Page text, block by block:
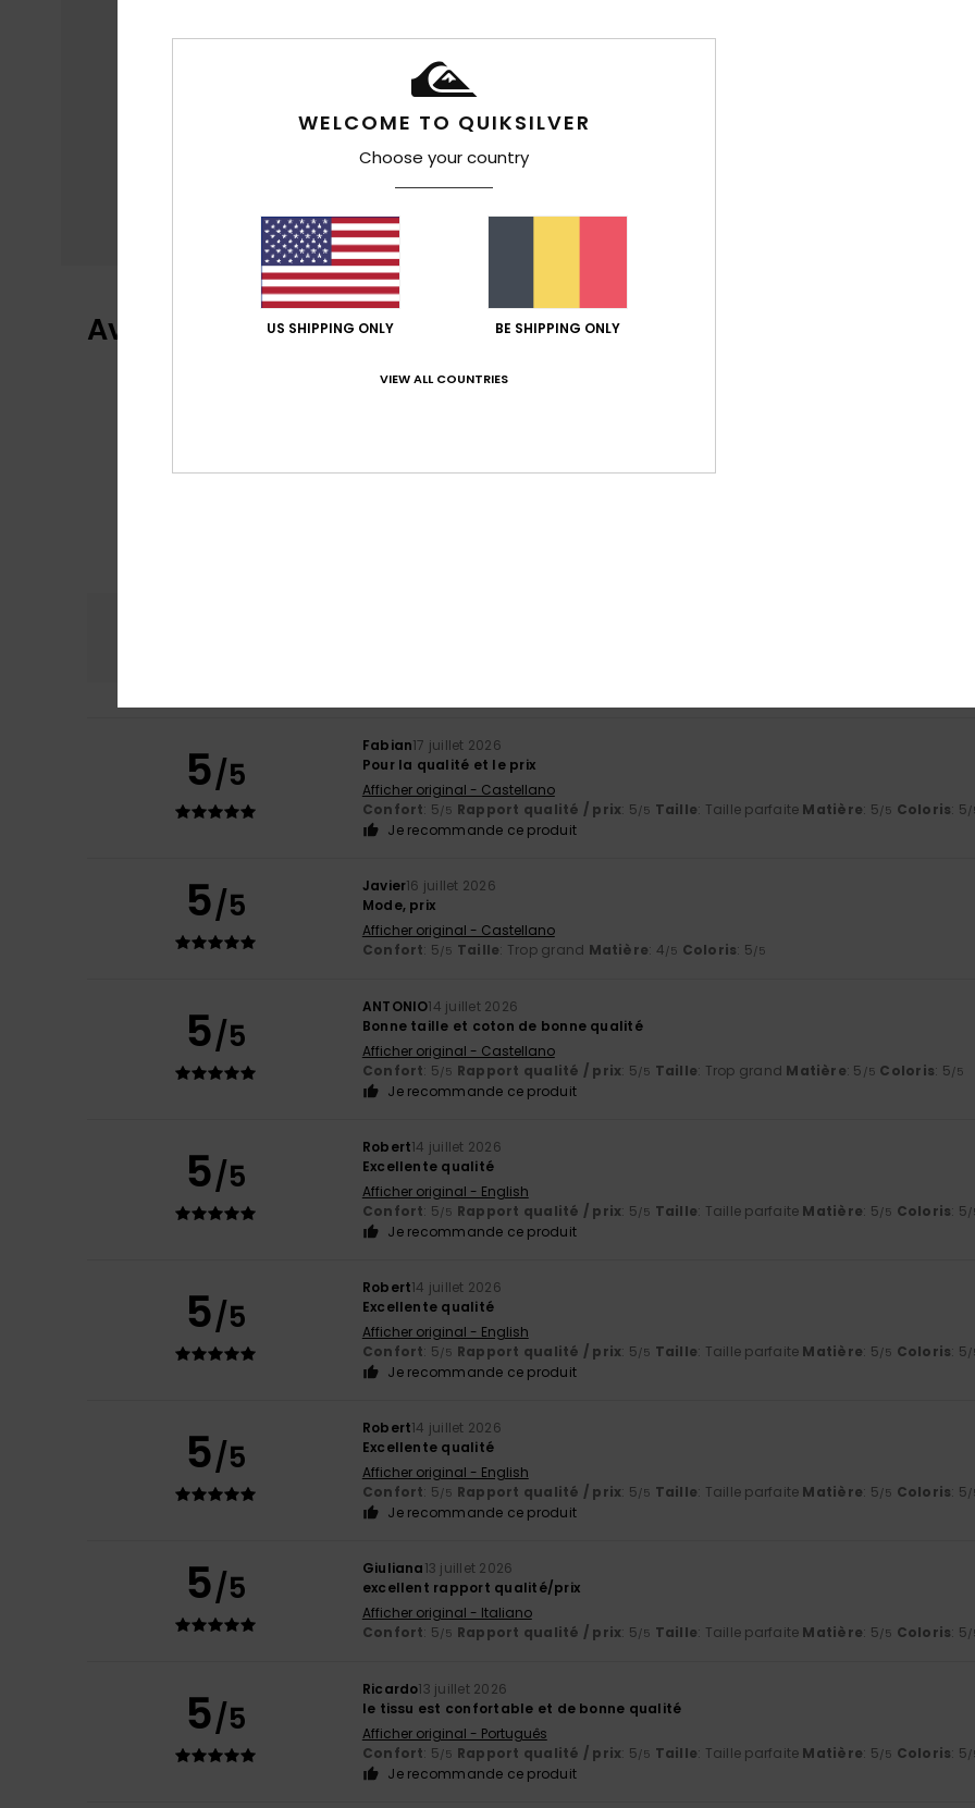
Avis clients
4.7
5/5
Fabian17 juillet 2026
Pour la qualité et le prix
Afficher original - Castellano
Confort: 5/5 Rapport qualité / prix: 5/5 Taille: Taille parfaite Matière: 5/5 Coloris: 5/
Je recommande ce produit
5/5 Javier16 juillet 2026
Mode, prix
Afficher original - Castellano
Confort: 5/5 Taille: Trop grand Matière: 4/5 Coloris: 5/5
5/5
ANTONIO14 juillet 2026
Bonne taille et coton de bonne qualité
Afficher original - Castellano
Confort: 5/5 Rapport qualité / prix: 5/5 Taille: Trop grand Matière: 5 /5 Coloris: 5/5
Je recommande ce produit
5/5
Robert14 juillet 2026
Excellente qualité
Afficher original - English
Confort: 5/5 Rapport qualité / prix: 5/5 Taille: Taille parfaite Matière: 5/5 Coloris: 5/
Je recommande ce produit
5/5
Robert14 juillet 2026
Excellente qualité
Afficher original - English
Confort: 5/5 Rapport qualité / prix: 5/5 Taille: Taille parfaite Matière: 5/5 Coloris: 5/
Je recommande ce produit
5/5
Robert14 juillet 2026
Excellente qualité
Afficher original - English
Confort: 5/5 Rapport qualité / prix: 5/5 Taille: Taille parfaite Matière: 5/5 Coloris: 5/
Je recommande ce produit
5/5 Giuliana13 juillet 2026
excellent rapport qualité/prix
Afficher original - Italiano
Confort: 5/5 Rapport qualité / prix: 5/5 Taille: Taille parfaite Matière: 5/5 Coloris: 5/
5/5
Ricardo13 juillet 2026
le tissu est confortable et de bonne qualité
Afficher original - Português
Confort: 5/5 Rapport qualité / prix: 5/5 Taille: Taille parfaite Matière: 5/5 Coloris: 5/
Je recommande ce produit
WELCOME TO QUIKSILVER
Choose your country
US SHIPPING ONLY BE SHIPPING ONLY
VIEW ALL COUNTRIES